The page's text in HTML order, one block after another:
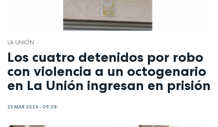
LA UNIÓN
Los cuatro detenidos por robo
con violencia a un octogenario
en La Unión ingresan en prisión
22 MAR 2024 - 09:08